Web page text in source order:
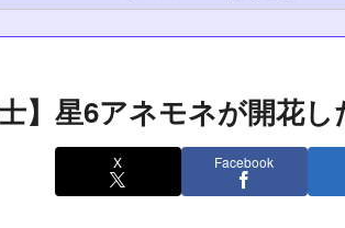
士】星6アネモネが開花
X Facebook